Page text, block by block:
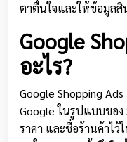
ตาตื่นใจและให้ข้อมูลสิ
Google
อะไร?
Google Shopping
Google ในรูปแบบของ
ราคา และชื่อร้านค้าไว้